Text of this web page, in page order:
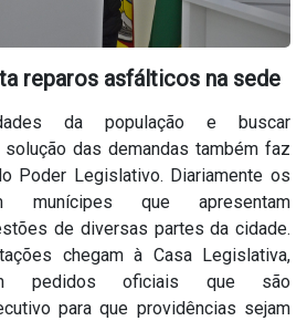
reparos asfálticos na sede
da população e buscar
solução das demandas também faz
Poder Legislativo. Diariamente os
munícipes que apresentam
de diversas partes da cidade.
chegam à Casa Legislativa,
pedidos oficiais que são
para que providências sejam